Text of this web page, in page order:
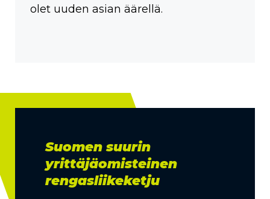
olet uuden asian äärellä.
Suomen suurin
yrittäjäomisteinen
rengasliikeketju